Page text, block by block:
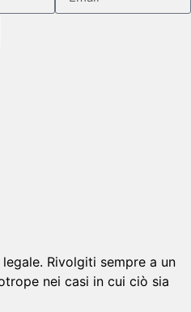
Rivolgiti sempre a un
nei casi in cui ciò sia